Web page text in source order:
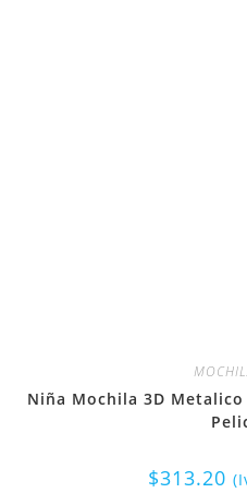
Niña Mochila 3D
$313.20